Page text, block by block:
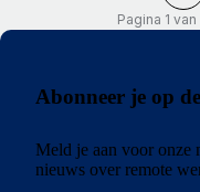
Pagina 1
Abonneer je op
Meld je aan voor onze
nieuws over remote